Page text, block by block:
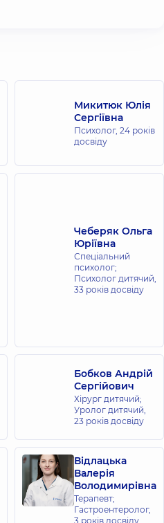
Микитюк Юлія
Сергіївна
Психолог, 24 років
досвіду
Чеберяк Ольга
Юріївна
Спеціальний
психолог;
Психолог дитячий,
33 років досвіду
Бобков Андрій
Сергійович
Хірург дитячий;
Уролог дитячий,
23 років досвіду
Відлацька
Валерія
Володимирівна
Терапевт;
Гастроентеролог,
3 років досвіду